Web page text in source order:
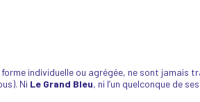
individuelle ou agrégée, ne sont
Ni Le Grand Bleu, ni l’un quelconque de